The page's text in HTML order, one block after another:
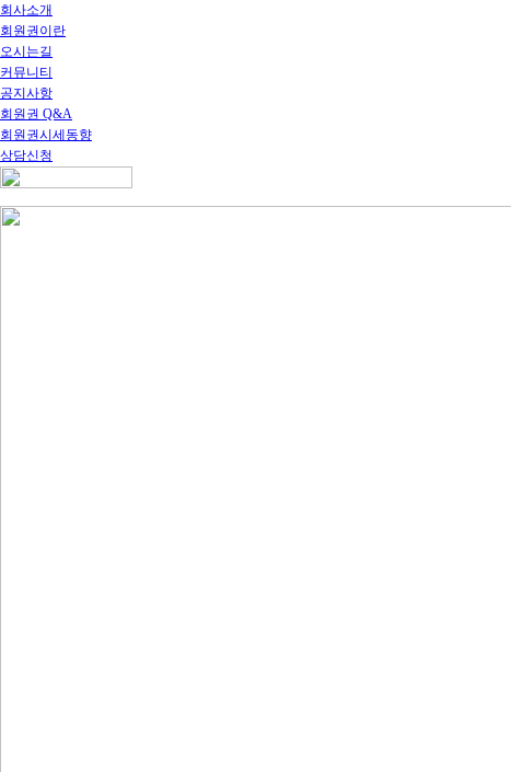
회사소개
회원권이란
오시는길
커뮤니티
공지사항
회원권 Q&A
회원권시세동향
상담신청